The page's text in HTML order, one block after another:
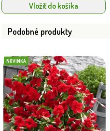
Vložiť do košíka
Podobné produkty
NOVINKA